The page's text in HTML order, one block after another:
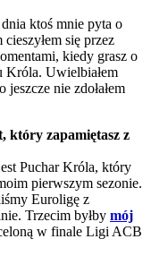
ktoś mnie pyta o
się przez
kiedy grasz o
Króla. Uwielbiałem
nie zdołałem
który zapamiętasz z
Puchar Króla, który
pierwszym sezonie.
Euroligę z
Trzecim byłby mój
w finale Ligi ACB